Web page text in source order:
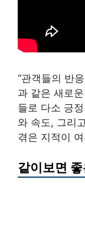
“관객들의 반
과 같은 새로
들로 다소 긍
와 속도, 그리
겪은 지적이
같이보면